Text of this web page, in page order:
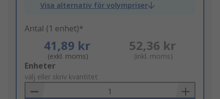
Visa alternativ för volympriser
Antal (1 enhet)*
41,89 kr
(exkl. moms)
52,36 kr
(inkl. moms)
Add
to
Basket
Enheter
välj eller skriv kvantitet